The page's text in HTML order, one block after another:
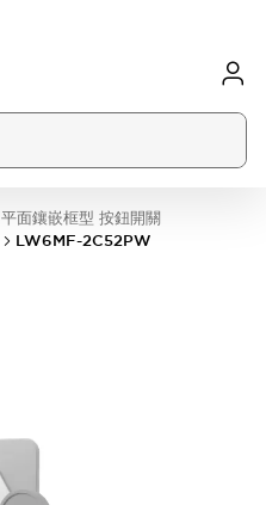
平面鑲嵌框型 按鈕開關
LW6MF-2C52PW